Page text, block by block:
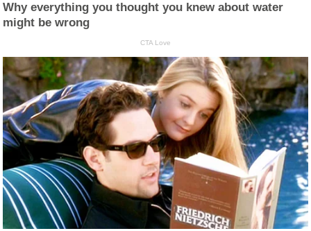
Why everything you thought you knew about water
might be wrong
CTA Love